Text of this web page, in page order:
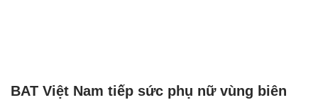
BAT Việt Nam tiếp sức phụ nữ vùng biên